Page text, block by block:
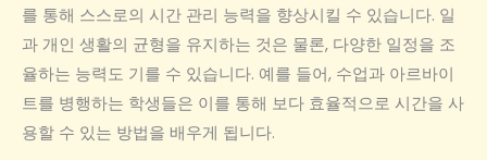
를 통해 스스로의 시간 관리 능력을 향상시킬 수 있습니다. 일
과 개인 생활의 균형을 유지하는 것은 물론, 다양한 일정을 조
율하는 능력도 기를 수 있습니다. 예를 들어, 수업과 아르바이
트를 병행하는 학생들은 이를 통해 보다 효율적으로 시간을 사
용할 수 있는 방법을 배우게 됩니다.